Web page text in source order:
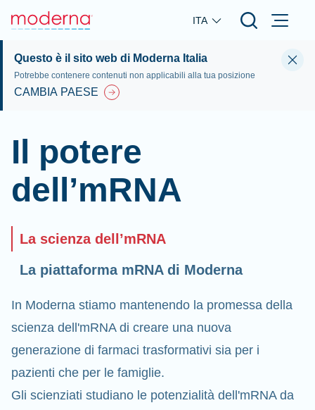
Skip to main content
ITA
Questo è il sito web di Moderna Italia
Potrebbe contenere contenuti non applicabili alla tua posizione
CAMBIA PAESE
Il potere
dell’mRNA
La scienza dell’mRNA
La piattaforma mRNA di Moderna
In Moderna stiamo mantenendo la promessa della
scienza dell'mRNA di creare una nuova
generazione di farmaci trasformativi sia per i
pazienti che per le famiglie.
Gli scienziati studiano le potenzialità dell'mRNA da